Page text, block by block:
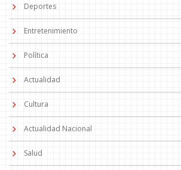
Deportes
Entretenimiento
Política
Actualidad
Cultura
Actualidad Nacional
Salud